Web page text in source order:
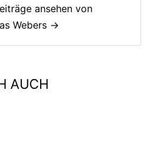
ansehen von
Webers →
AUCH